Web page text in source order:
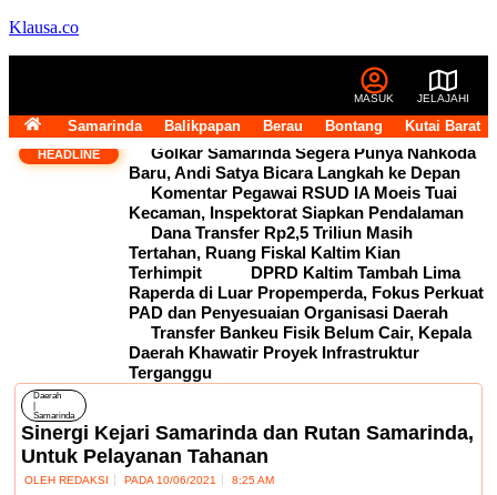
Klausa.co
MASUK JELAJAHI
Samarinda Balikpapan Berau Bontang Kutai Barat
HEADLINE
Golkar Samarinda Segera Punya Nahkoda
Baru, Andi Satya Bicara Langkah ke Depan
Komentar Pegawai RSUD IA Moeis Tuai
Kecaman, Inspektorat Siapkan Pendalaman
Dana Transfer Rp2,5 Triliun Masih
Tertahan, Ruang Fiskal Kaltim Kian
Terhimpit
DPRD Kaltim Tambah Lima
Raperda di Luar Propemperda, Fokus Perkuat
PAD dan Penyesuaian Organisasi Daerah
Transfer Bankeu Fisik Belum Cair, Kepala
Daerah Khawatir Proyek Infrastruktur
Terganggu
Daerah
Samarinda
Sinergi Kejari Samarinda dan Rutan Samarinda,
Untuk Pelayanan Tahanan
OLEH REDAKSI PADA 10/06/2021 8:25 AM